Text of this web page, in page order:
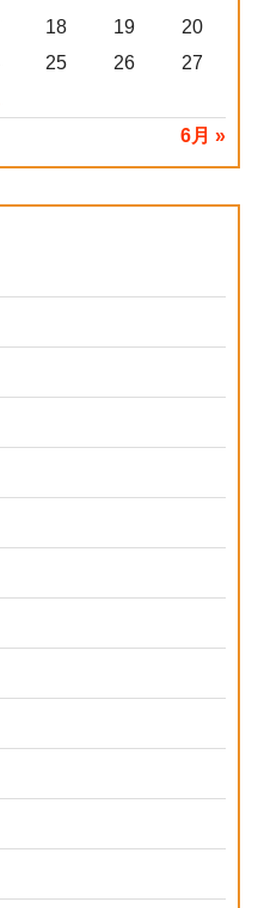
6月 »
18 19
20
25 26
27